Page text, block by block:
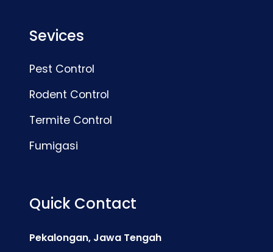
Sevices
Pest Control
Rodent Control
Termite Control
Fumigasi
Quick Contact
Pekalongan, Jawa Tengah